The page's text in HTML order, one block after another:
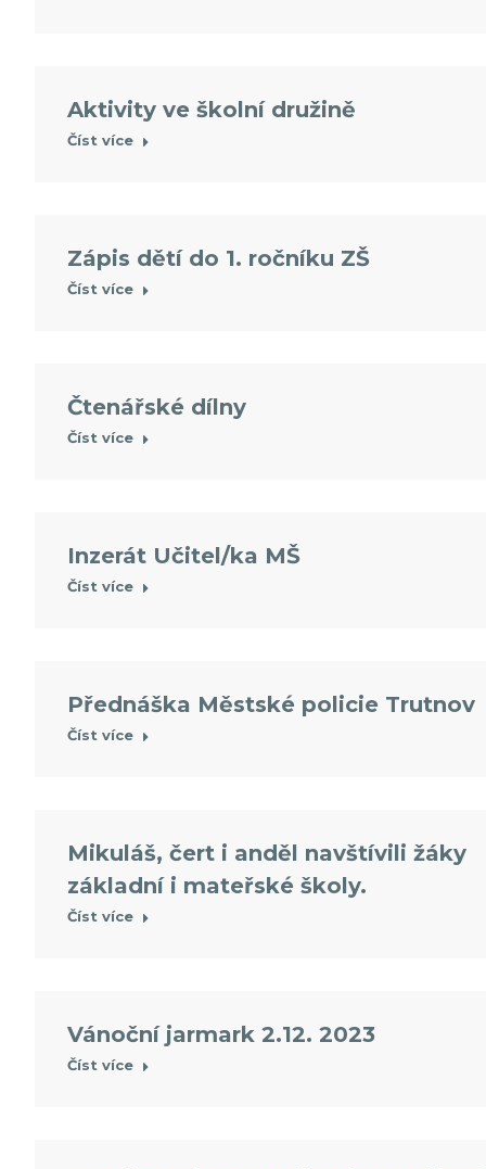
Aktivity ve školní družině
Číst více
Zápis dětí do 1. ročníku ZŠ
Číst více
Čtenářské dílny
Číst více
Inzerát Učitel/ka MŠ
Číst více
Přednáška Městské policie Trutnov
Číst více
Mikuláš, čert i anděl navštívili žáky
základní i mateřské školy.
Číst více
Vánoční jarmark 2.12. 2023
Číst více